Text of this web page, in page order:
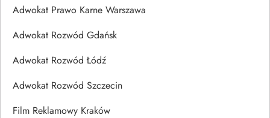
Adwokat Prawo Karne Warszawa
Adwokat Rozwód Gdańsk
Adwokat Rozwód Łódź
Adwokat Rozwód Szczecin
Film Reklamowy Kraków